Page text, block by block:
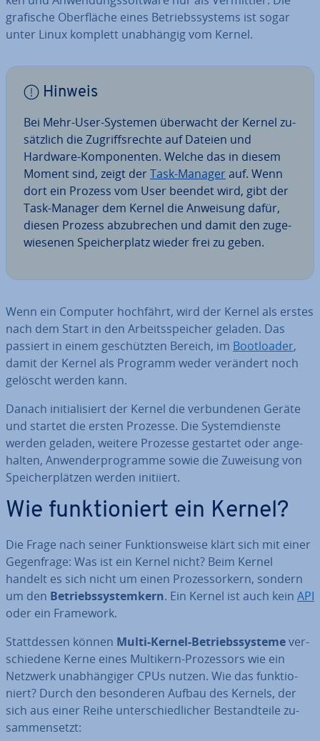
grafische Ober­flä­che eines Be­triebs­sys­tems ist sogar
unter Linux komplett un­ab­hän­gig vom Kernel.
Hinweis
Bei Mehr-User-Systemen überwacht der Kernel zu­
sätz­lich die Zu­griffs­rech­te auf Dateien und
Hardware-Kom­po­nen­ten. Welche das in diesem
Moment sind, zeigt derTask-Managerauf. Wenn
dort ein Prozess vom User beendet wird, gibt der
Task-Manager dem Kernel die Anweisung dafür,
diesen Prozess ab­zu­bre­chen und damit den zu­ge­
wie­se­nen Spei­cher­platz wieder frei zu geben.
Wenn ein Computer hochfährt, wird der Kernel als erstes
nach dem Start in den Ar­beits­spei­cher geladen. Das
passiert in einem ge­schütz­ten Bereich, im Boot­loa­der,
damit der Kernel als Programm weder verändert noch
gelöscht werden kann.
Danach in­itia­li­siert der Kernel die ver­bun­de­nen Geräte
und startet die ersten Prozesse. Die Sys­tem­diens­te
werden geladen, weitere Prozesse gestartet oder an­ge­
hal­ten, An­wen­der­pro­gram­me sowie die Zuweisung von
Spei­cher­plät­zen werden initiiert.
Wie funk­tio­niert ein Kernel?
Die Frage nach seiner Funk­ti­ons­wei­se klärt sich mit einer
Ge­gen­fra­ge: Was ist ein Kernel nicht? Beim Kernel
handelt es sich nicht um einen Pro­zes­sor­kern, sondern
um den Be­triebs­sys­tem­kern. Ein Kernel ist auch kein API
oder ein Framework.
Statt­des­sen können Multi-Kernel-Be­triebs­sys­te­mever­
schie­de­ne Kerne eines Multikern-Pro­zes­sors wie ein
Netzwerk un­ab­hän­gi­ger CPUs nutzen. Wie das funk­tio­
niert? Durch den be­son­de­ren Aufbau des Kernels, der
sich aus einer Reihe un­ter­schied­li­cher Be­stand­tei­le zu­
sam­men­setzt: